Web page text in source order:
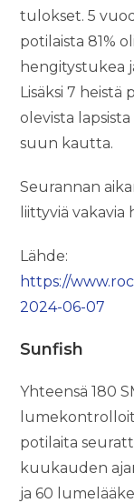
tulokset. 5
potilaista 81%
hengitystukea
Lisäksi 7 heistä
olevista
suun kautta.
Seurannan
liittyviä
Lähde:
https://
2024-06-07
Sunfish
Yhteensä 180
potilaita
kuukauden
ja 60